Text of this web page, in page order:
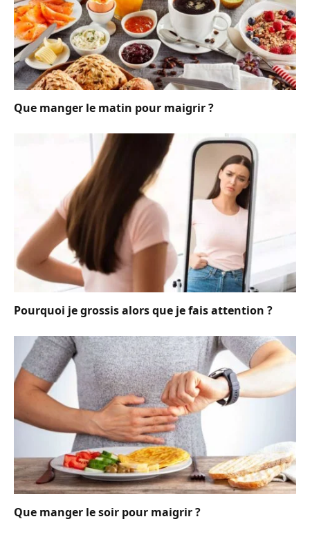
Que manger le matin pour maigrir ?
Pourquoi je grossis alors que je fais attention ?
Que manger le soir pour maigrir ?